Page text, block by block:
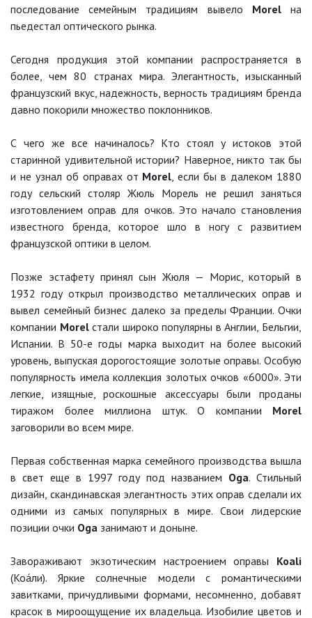
последование семейным традициям вывело Morelна
пьедестал оптического рынка.
Сегодня продукция этой компании распространяется в
более, чем 80 странах мира. Элегантность, изысканный
французский вкус, надежность, верность традициям бренда
давно покорили множество поклонников.
С чего же все начиналось? Кто стоял у истоков этой
старинной удивительной истории? Наверное, никто так бы
и не узнал об оправах от Morel, если бы в далеком 1880
году сельский столяр Жюль Морель не решил заняться
изготовлением оправ для очков. Это начало становления
известного бренда, которое шло в ногу с развитием
французской оптики в целом.
Позже эстафету принял сын Жюля — Морис, который в
1932 году открыл производство металлических оправ и
вывел семейный бизнес далеко за пределы Франции. Очки
компании Morelстали широко популярны в Англии, Бельгии,
Испании. В 50-е годы марка выходит на более высокий
уровень, выпуская дорогостоящие золотые оправы. Особую
популярность имела коллекция золотых очков «6000». Эти
легкие, изящные, роскошные аксессуары были проданы
тиражом более миллиона штук. О компании Morel
заговорили во всем мире.
Первая собственная марка семейного производства вышла
в свет еще в 1997 году под названием Oga. Стильный
дизайн, скандинавская элегантность этих оправ сделали их
одними из самых популярных в мире. Свои лидерские
позиции очки Oga занимают и доныне.
Завораживают экзотическим настроением оправы Koali
(Коа́ли). Яркие солнечные модели с романтическими
завитками, причудливыми формами, несомненно, добавят
красок в мироощущение их владельца. Изобилие цветов и